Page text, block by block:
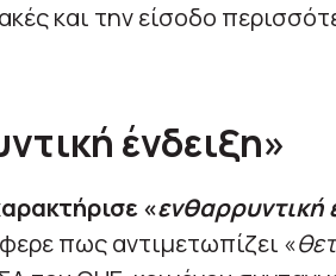
και την είσοδο
ένδειξη»
«ενθαρρυντική
πως αντιμετωπίζει «